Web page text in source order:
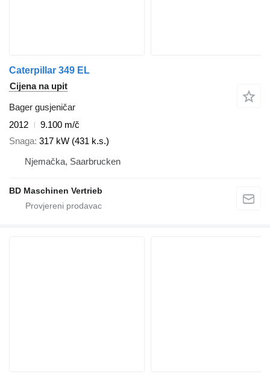
Caterpillar 349 EL
Cijena na upit
Bager gusjeničar
2012
9.100 m/č
Snaga 317 kW (431 k.s.)
Njemačka, Saarbrucken
BD Maschinen Vertrieb